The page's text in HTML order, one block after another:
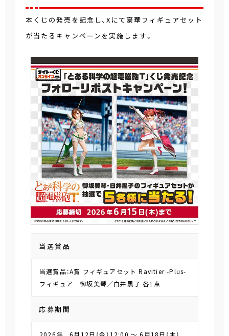
本くじの発売を記念し、Xにて豪華フィギュアセット
が当たるキャンペーンを実施します。
当選賞品
当選賞品：A賞 フィギュアセット Ravitier -Plus-
フィギュア 御坂美琴／白井黒子 各1点
応募期間